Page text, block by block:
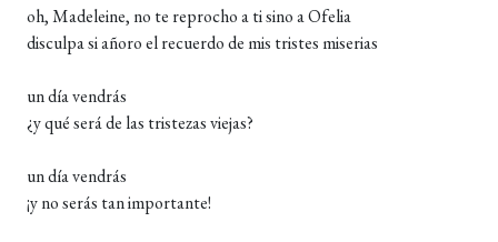
oh, Madeleine, no te reprocho a ti sino a Ofelia
disculpa si añoro el recuerdo de mis tristes miserias
un día vendrás
¿y qué será de las tristezas viejas?
un día vendrás
¡y no serás tan importante!